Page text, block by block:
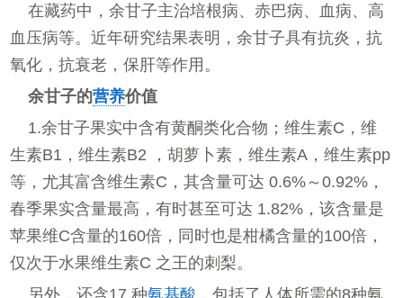
在藏药中，余甘子主治培根病、赤巴病、血病、高
血压病等。近年研究结果表明，余甘子具有抗炎，抗
氧化，抗衰老，保肝等作用。
余甘子的营养价值
1.余甘子果实中含有黄酮类化合物；维生素C，维
生素B1，维生素B2 ，胡萝卜素，维生素A，维生素pp
等，尤其富含维生素C，其含量可达 0.6%～0.92%，
春季果实含量最高，有时甚至可达 1.82%，该含量是
苹果维C含量的160倍，同时也是柑橘含量的100倍，
仅次于水果维生素C 之王的刺梨。
另外，还含17 种氨基酸 ，包括了人体所需的8种氨